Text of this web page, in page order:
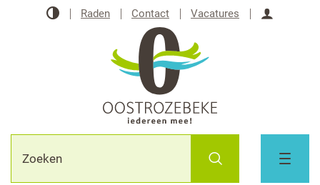
Naar
inhoud
Hoog
Raden Contact
Vacatures
kunnen
MENU